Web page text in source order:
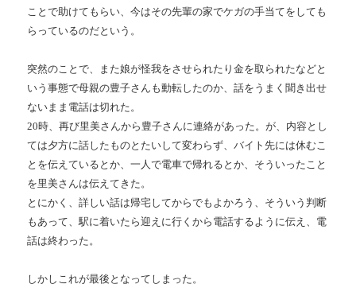
ことで助けてもらい、今はその先輩の家でケガの手当てをしても
らっているのだという。
突然のことで、また娘が怪我をさせられたり金を取られたなどと
いう事態で母親の豊子さんも動転したのか、話をうまく聞き出せ
ないまま電話は切れた。
20時、再び里美さんから豊子さんに連絡があった。が、内容とし
ては夕方に話したものとたいして変わらず、バイト先には休むこ
とを伝えているとか、一人で電車で帰れるとか、そういったこと
を里美さんは伝えてきた。
とにかく、詳しい話は帰宅してからでもよかろう、そういう判断
もあって、駅に着いたら迎えに行くから電話するように伝え、電
話は終わった。
しかしこれが最後となってしまった。